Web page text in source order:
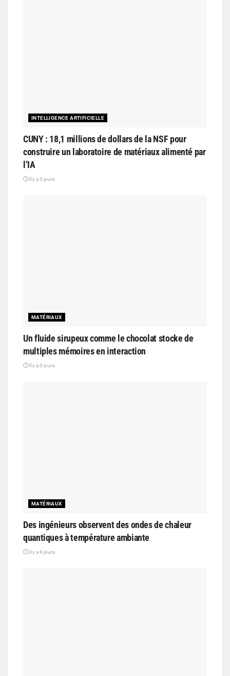
INTELLIGENCE ARTIFICIELLE
CUNY : 18,1 millions de dollars de la NSF pour
construire un laboratoire de matériaux alimenté par
l’IA
il y a 3 jours
MATÉRIAUX
Un fluide sirupeux comme le chocolat stocke de
multiples mémoires en interaction
il y a 3 jours
MATÉRIAUX
Des ingénieurs observent des ondes de chaleur
quantiques à température ambiante
il y a 4 jours